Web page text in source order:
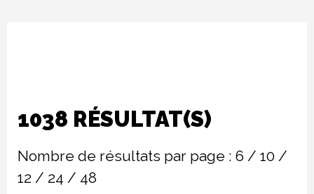
1038 RÉSULTAT(S)
Nombre de résultats par page : 6 / 10 /
12 / 24 / 48